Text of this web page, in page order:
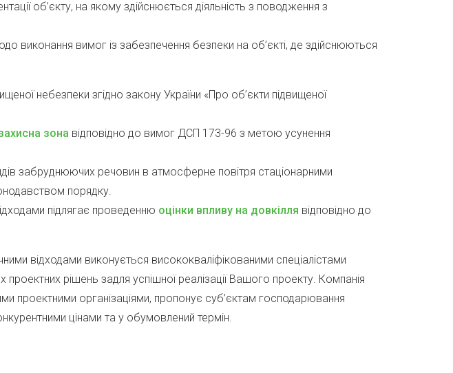
об’єкту, на якому здійснюється діяльність з поводження з
виконання вимог із забезпечення безпеки на об’єкті, де здійснюються
небезпеки згідно закону України «Про об’єкти підвищеної
зона відповідно до вимог ДСП 173-96 з метою усунення
забруднюючих речовин в атмосферне повітря стаціонарними
порядку.
підлягає проведенню оцінки впливу на довкілля відповідно до
відходами виконується висококваліфікованими спеціалістами
рішень задля успішної реалізації Вашого проекту. Компанія
проектними організаціями, пропонує суб’єктам господарювання
цінами та у обумовлений термін.